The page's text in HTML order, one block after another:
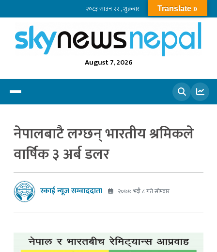
२०८३ साउन २२ , शुक्रबार
August 7, 2026
नेपालबाटै लग्छन् भारतीय श्रमिकले
वार्षिक ३ अर्ब डलर
स्काई न्यूज सम्वाददाता २०७७ भदौ ८ गते सोमबार
Translate »